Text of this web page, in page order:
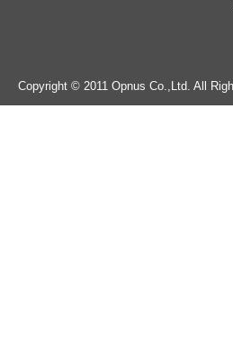
Copyright © 2011 Opnus Co.,Ltd. All